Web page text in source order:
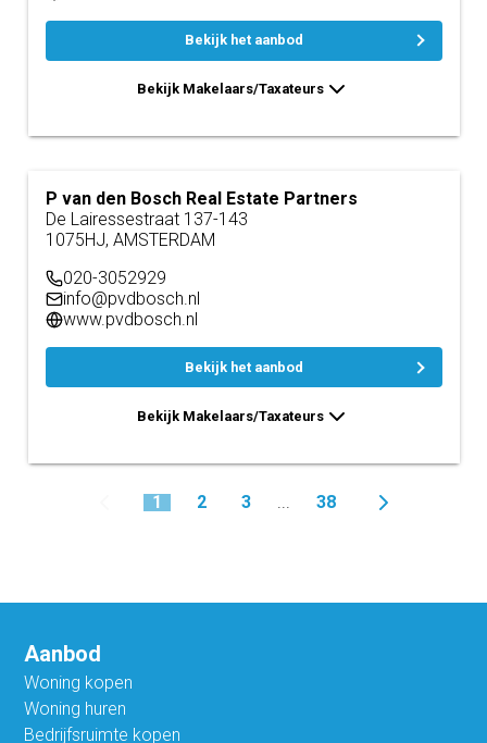
Bekijk het aanbod
Bekijk Makelaars/Taxateurs
P van den Bosch Real Estate Partners
De Lairessestraat 137-143
1075HJ, AMSTERDAM
020-3052929
info@pvdbosch.nl
www.pvdbosch.nl
Bekijk het aanbod
Bekijk Makelaars/Taxateurs
1 2 3 ... 38
Aanbod
Woning kopen
Woning huren
Bedrijfsruimte kopen